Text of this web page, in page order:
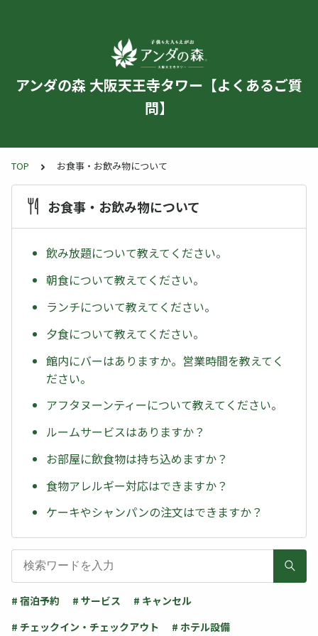
アンダの森 大阪天王寺タワー【よくあるご質
問】
TOP お食事・お飲み物について
お食事・お飲み物について
飲み放題について教えてください。
朝食について教えてください。
ランチについて教えてください。
夕食について教えてください。
館内にバーはありますか。営業時間を教えてく
ださい。
アフタヌーンティーについて教えてください。
ルームサービスはありますか？
お部屋に飲食物は持ち込めますか？
食物アレルギー対応はできますか？
ケーキやシャンパンの注文はできますか？
# 宿泊予約 # サービス
# キャンセル
# チェックイン・チェックアウト
# ホテル設備